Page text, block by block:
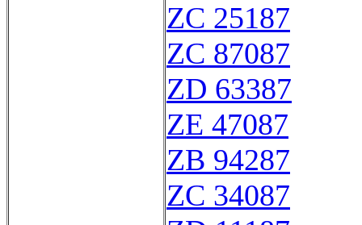
ZC 25187
ZC 87087
ZD 63387
ZE 47087
ZB 94287
ZC 34087